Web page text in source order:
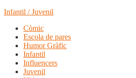
Infantil / Juvenil
Còmic
Escola de pares
Humor Gràfic
Infantil
Influencers
Juvenil